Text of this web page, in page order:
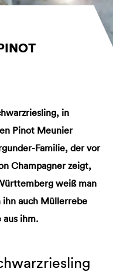
in
Pinot Meunier
Familie, der vor
Champagner zeigt,
weiß man
ihn auch Müllerrebe
ihm.